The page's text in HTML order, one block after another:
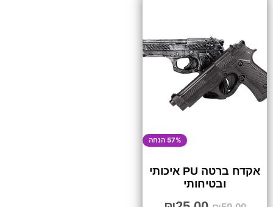
57% הנחה
אקדח ברטה PU איכותי
ובטיחותי